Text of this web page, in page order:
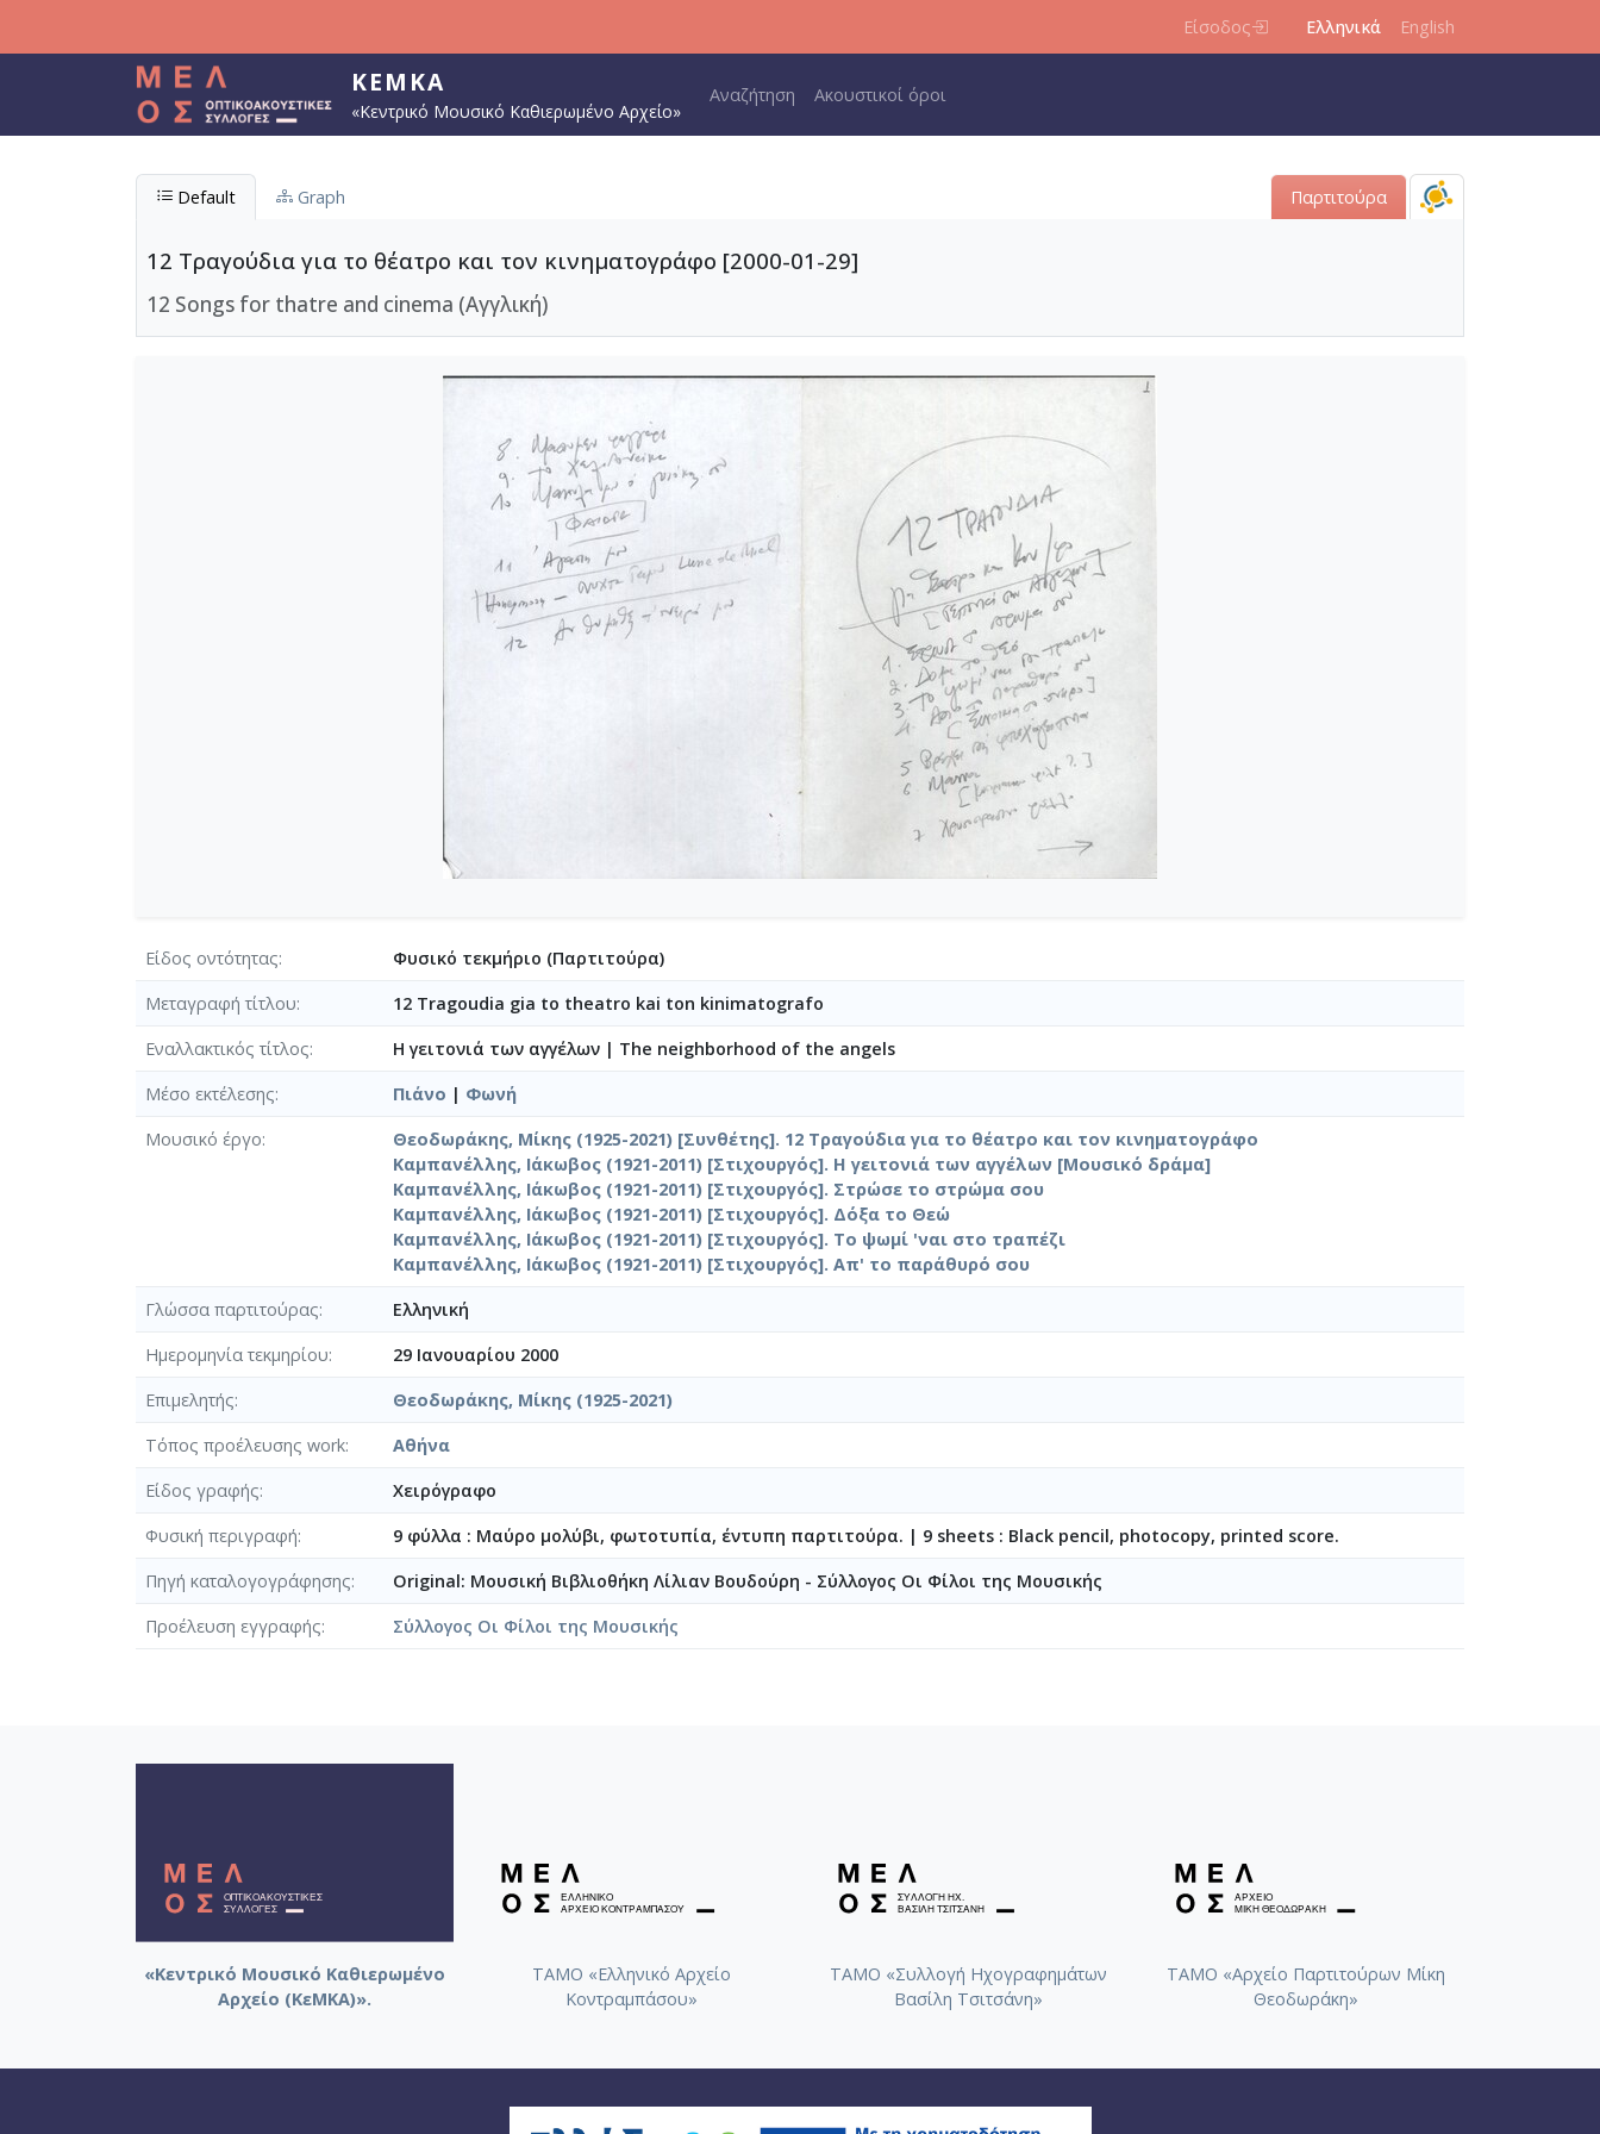
Είσοδος Ελληνικά English
ΚΕΜΚΑ
«Κεντρικό Μουσικό Καθιερωμένο Αρχείο»
Main navigation
Αναζήτηση Ακουστικοί όροι
Default Graph Παρτιτούρα
12 Τραγούδια για το θέατρο και τον κινηματογράφο [2000-01-29]
12 Songs for thatre and cinema (Αγγλική)
Είδος οντότητας
Φυσικό τεκμήριο (Παρτιτούρα)
Μεταγραφή τίτλου
12 Tragoudia gia to theatro kai ton kinimatografo
Eναλλακτικός τίτλος
Η γειτονιά των αγγέλων | The neighborhood of the angels
Μέσο εκτέλεσης
Πιάνο | Φωνή
Μουσικό έργο
Θεοδωράκης, Μίκης (1925-2021) [Συνθέτης]. 12 Τραγούδια για το θέατρο και τον κινηματογράφο
Καμπανέλλης, Ιάκωβος (1921-2011) [Στιχουργός]. Η γειτονιά των αγγέλων [Μουσικό δράμα]
Καμπανέλλης, Ιάκωβος (1921-2011) [Στιχουργός]. Στρώσε το στρώμα σου
Καμπανέλλης, Ιάκωβος (1921-2011) [Στιχουργός]. Δόξα το Θεώ
Καμπανέλλης, Ιάκωβος (1921-2011) [Στιχουργός]. Το ψωμί 'ναι στο τραπέζι
Καμπανέλλης, Ιάκωβος (1921-2011) [Στιχουργός]. Απ' το παράθυρό σου
Γλώσσα παρτιτούρας
Ελληνική
Ημερομηνία τεκμηρίου
29 Ιανουαρίου 2000
Επιμελητής
Θεοδωράκης, Μίκης (1925-2021)
Τόπος προέλευσης work
Αθήνα
Είδος γραφής
Χειρόγραφο
Φυσική περιγραφή
9 φύλλα : Μαύρο μολύβι, φωτοτυπία, έντυπη παρτιτούρα. | 9 sheets : Black pencil, photocopy, printed score.
Πηγή καταλογογράφησης
Original: Μουσική Βιβλιοθήκη Λίλιαν Βουδούρη - Σύλλογος Οι Φίλοι της Μουσικής
Προέλευση εγγραφής
Σύλλογος Οι Φίλοι της Μουσικής
«Κεντρικό Μουσικό Καθιερωμένο
Αρχείο (ΚεΜΚΑ)».
ΤΑΜΟ «Ελληνικό Αρχείο
Κοντραμπάσου»
ΤΑΜΟ «Συλλογή Ηχογραφημάτων
Βασίλη Τσιτσάνη»
ΤΑΜΟ «Αρχείο Παρτιτούρων Μίκη
Θεοδωράκη»